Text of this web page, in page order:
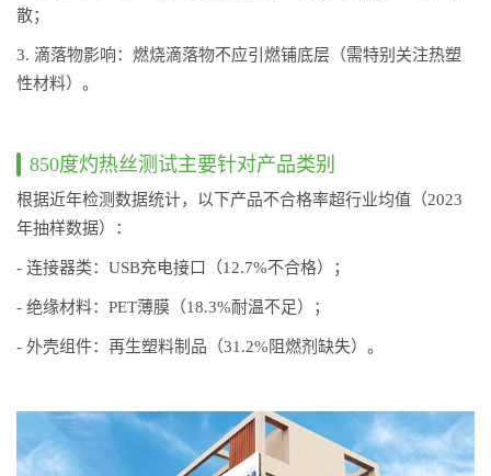
散；
3. 滴落物影响：燃烧滴落物不应引燃铺底层（需特别关注热塑
性材料）。
850度灼热丝测试主要针对产品类别
根据近年检测数据统计，以下产品不合格率超行业均值（2023
年抽样数据）：
- 连接器类：USB充电接口（12.7%不合格）；
- 绝缘材料：PET薄膜（18.3%耐温不足）；
- 外壳组件：再生塑料制品（31.2%阻燃剂缺失）。